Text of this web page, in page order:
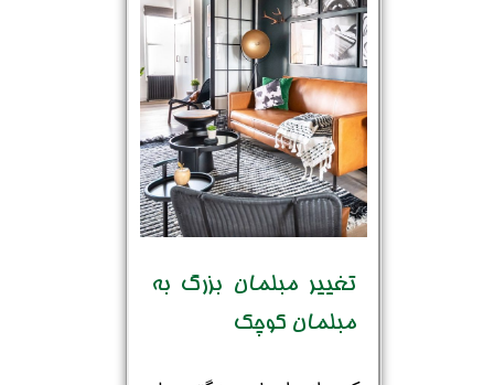
تغییر مبلمان بزرگ به
مبلمان کوچک